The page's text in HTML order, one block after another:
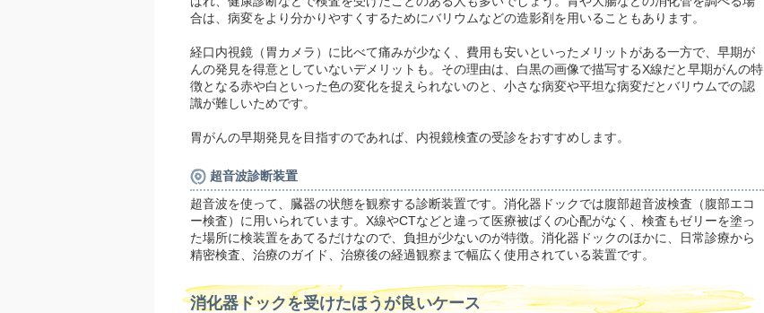
合は、病変をより分かりやすくするためにバリウムなどの造影剤を用いることもあります。
経口内視鏡（胃カメラ）に比べて痛みが少なく、費用も安いといったメリットがある一方で、早期が
んの発見を得意としていないデメリットも。その理由は、白黒の画像で描写するX線だと早期がんの特
徴となる赤や白といった色の変化を捉えられないのと、小さな病変や平坦な病変だとバリウムでの認
識が難しいためです。
胃がんの早期発見を目指すのであれば、内視鏡検査の受診をおすすめします。
超音波診断装置
超音波を使って、臓器の状態を観察する診断装置です。消化器ドックでは腹部超音波検査（腹部エコ
ー検査）に用いられています。X線やCTなどと違って医療被ばくの心配がなく、検査もゼリーを塗っ
た場所に検装置をあてるだけなので、負担が少ないのが特徴。消化器ドックのほかに、日常診療から
精密検査、治療のガイド、治療後の経過観察まで幅広く使用されている装置です。
消化器ドックを受けたほうが良いケース